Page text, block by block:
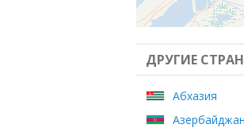
ДРУГИЕ
Абхазия
Азербайджан